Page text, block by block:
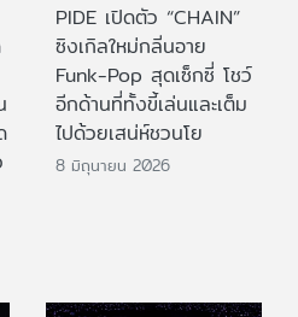
PIDE เปิดตัว “CHAIN”
ซิงเกิลใหม่กลิ่นอาย
Funk-Pop สุดเซ็กซี่ โชว์
อีกด้านที่ทั้งขี้เล่นและเต็ม
ไปด้วยเสน่ห์ชวนโย
8 มิถุนายน 2026